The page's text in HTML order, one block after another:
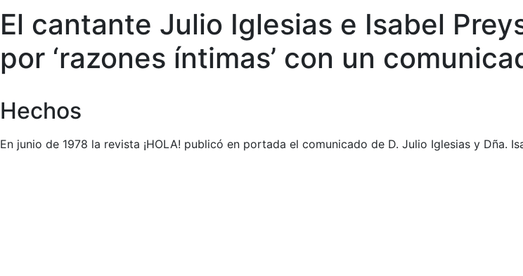
El cantante Julio Iglesias e Isabel
por ‘razones íntimas’ con un
Hechos
En junio de 1978 la revista ¡HOLA! publicó en portada el comunicado de D. Julio Iglesias y Dña.